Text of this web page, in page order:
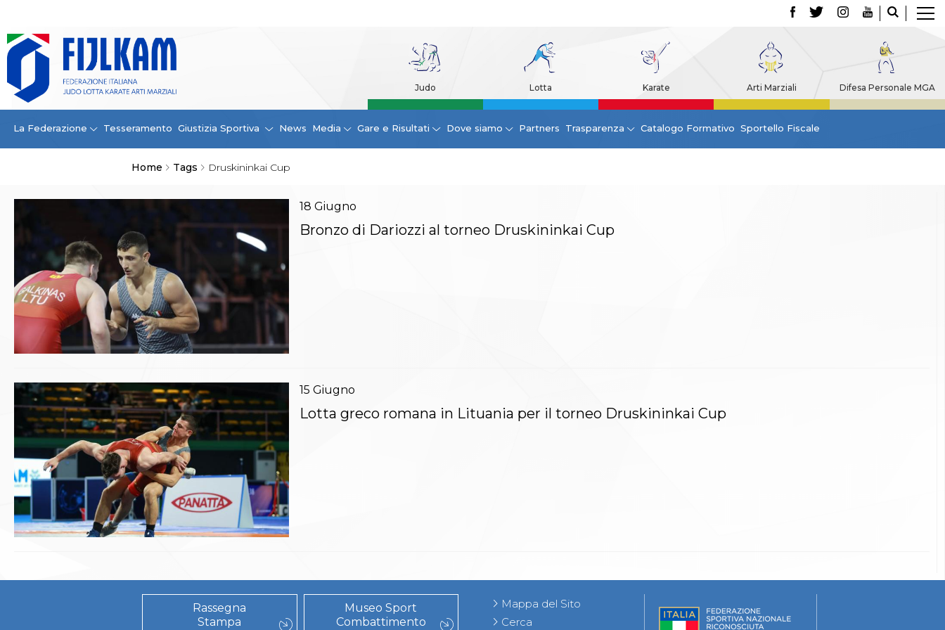
Judo Lotta Karate Arti Marziali Difesa Personale MGA
La Federazione Tesseramento Giustizia Sportiva News Media Gare e Risultati Dove siamo Partners Trasparenza Catalogo Formativo Sportello Fiscale
Home Tags Druskininkai Cup
La Federazione
La FIJLKAM
Organigramma
Storia
Campioni di tutti i tempi
News
Convenzioni
Contatti
Safeguarding Policy
Ufficiali di Gara
Antidoping e tutela sanitaria
Tesseramento
Contatti
Norme e modulistica Affiliazioni e Tesseramenti
Polizza Assicurativa
Classifica Società Sportive con più di 100 atleti
Giustizia Sportiva
Protocollo udienze in videoconferenza
Documenti e Modulistica
Contatti
Provvedimenti in corso
Sentenze Giudice Sportivo
Sentenze Tribunale Federale
Sentenze Corte Sportiva e Federale di Appello
Sentenze di 1° Grado
Sentenze CAF
Dispositivi Tribunale Federale
Dispositivi Corte Sportiva e Federale di Appello
Spese per l’accesso alla Giustizia
Gare e Risultati
18 Giugno
Bronzo di Dariozzi al torneo Druskininkai Cup
15 Giugno
Lotta greco romana in Lituania per il torneo Druskininkai Cup
Rassegna
Stampa
Museo Sport
Combattimento
Mappa del Sito
Cerca